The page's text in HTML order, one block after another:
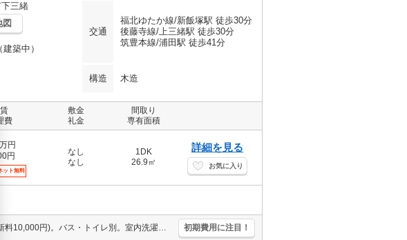
三緒
図
交通
福北ゆたか線/新飯塚駅 徒歩30分
後藤寺線/上三緒駅 徒歩30分
筑豊本線/浦田駅 徒歩41分
築中）
構造 木造
費
敷金
礼金
間取り
専有面積
万円
円
ット無料
なし
なし
1DK
26.9㎡
詳細を見る
お気に入り
保証会社要(初回月総額80％、440％/月、更新料10,000円)。バス・トイレ別。室内洗濯機置場。浴室乾燥機付。温水洗浄便座付き。清掃費49,500円。 初期費用に注目！